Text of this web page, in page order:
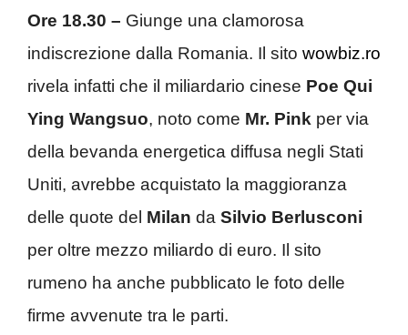
Ore 18.30 – Giunge una clamorosa
indiscrezione dalla Romania. Il sito wowbiz.ro
rivela infatti che il miliardario cinese Poe Qui
Ying Wangsuo, noto come Mr. Pink per via
della bevanda energetica diffusa negli Stati
Uniti, avrebbe acquistato la maggioranza
delle quote del Milan da Silvio Berlusconi
per oltre mezzo miliardo di euro. Il sito
rumeno ha anche pubblicato le foto delle
firme avvenute tra le parti.